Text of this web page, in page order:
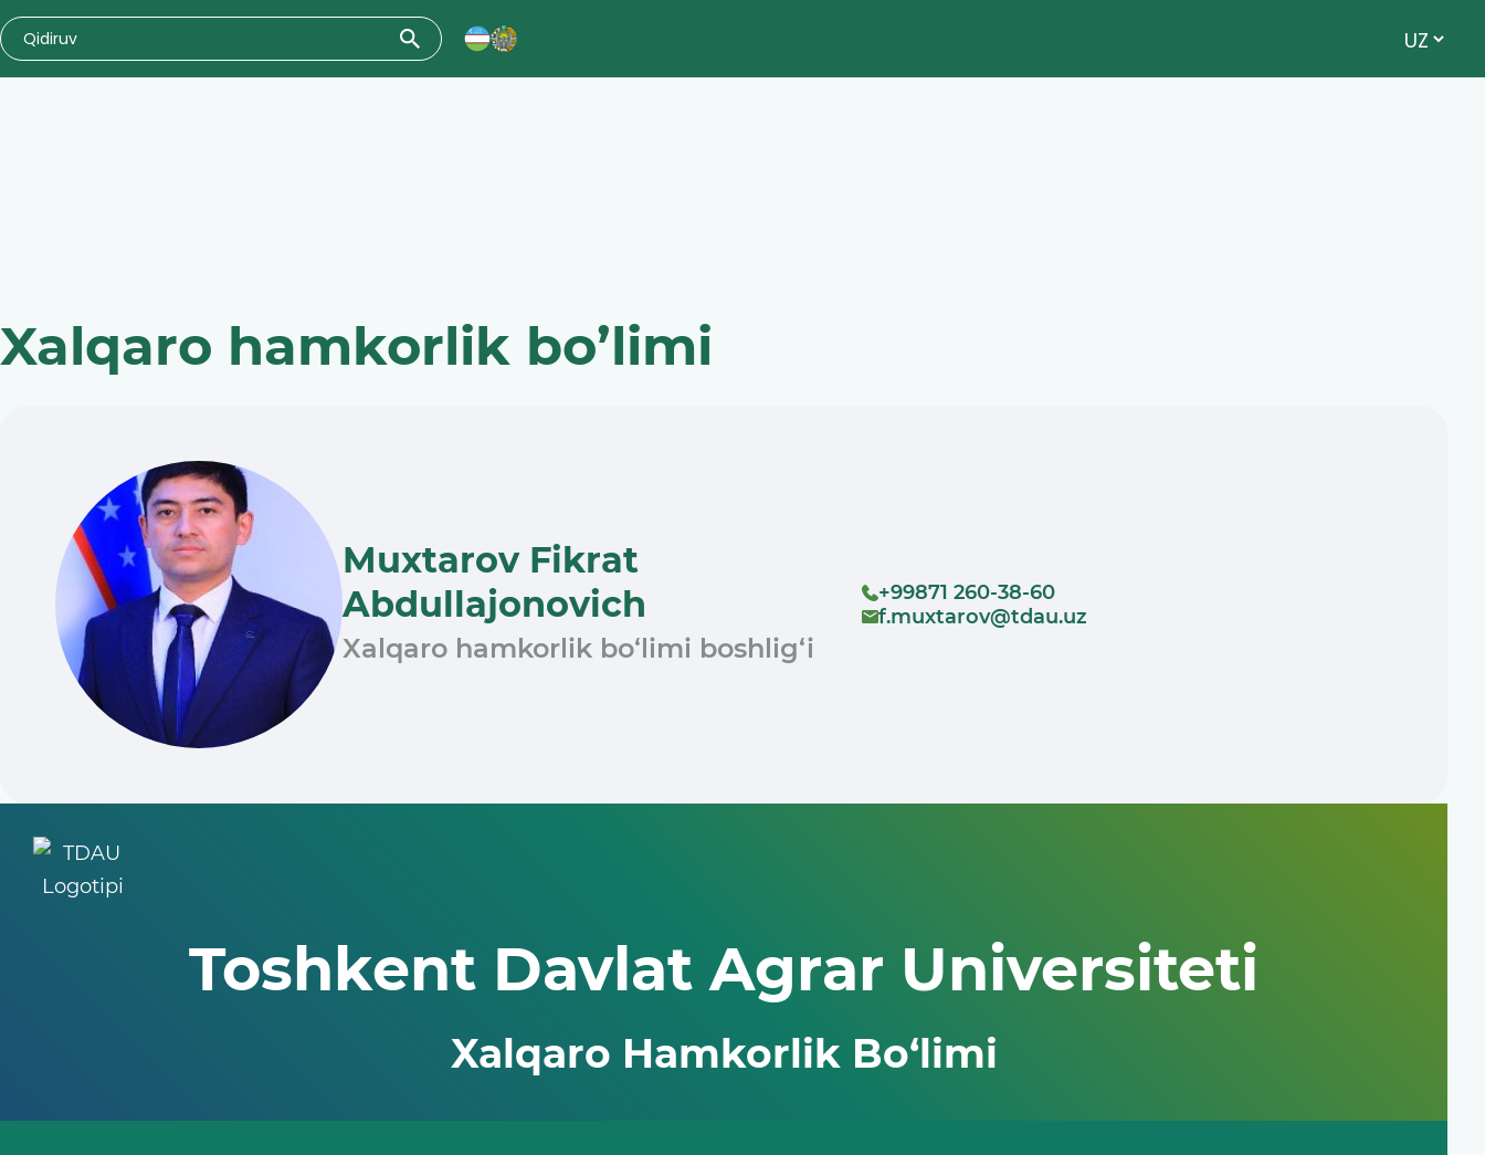
Xalqaro hamkorlik bo’limi
Muxtarov Fikrat
Abdullajonovich
Xalqaro hamkorlik bo‘limi boshlig‘i
+99871 260-38-60
f.muxtarov@tdau.uz
Toshkent Davlat Agrar Universiteti
Xalqaro Hamkorlik Bo‘limi